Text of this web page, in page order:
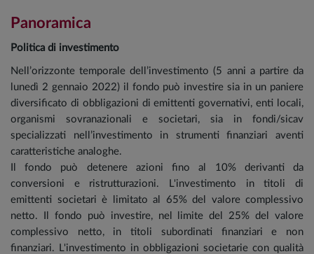
Panoramica
Politica di investimento
Nell’orizzonte temporale dell’investimento (5 anni a partire da
lunedì 2 gennaio 2022) il fondo può investire sia in un paniere
diversificato di obbligazioni di emittenti governativi, enti locali,
organismi sovranazionali e societari, sia in fondi/sicav
specializzati nell’investimento in strumenti finanziari aventi
caratteristiche analoghe.
Il fondo può detenere azioni fino al 10% derivanti da
conversioni e ristrutturazioni. L'investimento in titoli di
emittenti societari è limitato al 65% del valore complessivo
netto. Il fondo può investire, nel limite del 25% del valore
complessivo netto, in titoli subordinati finanziari e non
finanziari. L'investimento in obbligazioni societarie con qualità